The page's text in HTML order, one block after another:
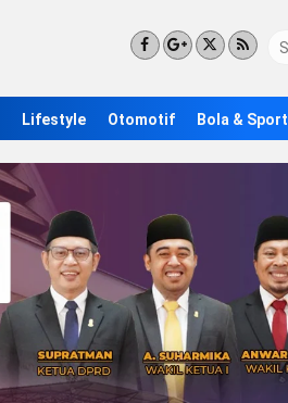
Lifestyle Otomotif Bola & Sport